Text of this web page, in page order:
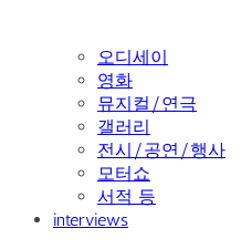
오디세이
영화
뮤지컬/연극
갤러리
전시/공연/행사
모터쇼
서적 등
interviews